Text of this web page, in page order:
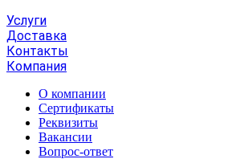
Услуги
Доставка
Контакты
Компания
О компании
Сертификаты
Реквизиты
Вакансии
Вопрос-ответ